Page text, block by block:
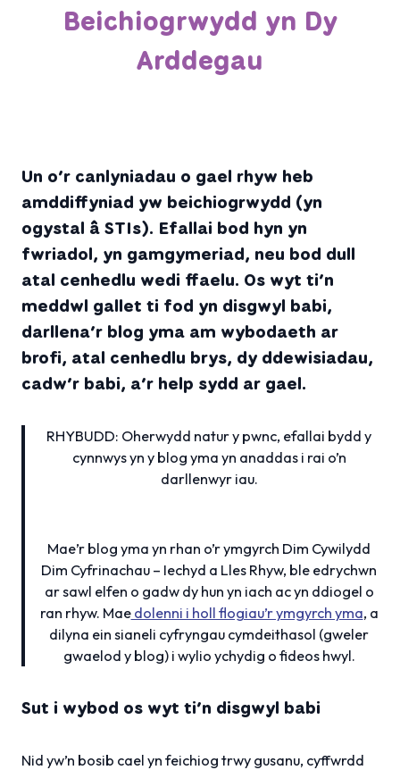
Beichiogrwydd yn Dy
Arddegau
Un o’r canlyniadau o gael rhyw heb
amddiffyniad yw beichiogrwydd (yn
ogystal â STIs). Efallai bod hyn yn
fwriadol, yn gamgymeriad, neu bod dull
atal cenhedlu wedi ffaelu. Os wyt ti’n
meddwl gallet ti fod yn disgwyl babi,
darllena’r blog yma am wybodaeth ar
brofi, atal cenhedlu brys, dy ddewisiadau,
cadw’r babi, a’r help sydd ar gael.
RHYBUDD: Oherwydd natur y pwnc, efallai bydd y
cynnwys yn y blog yma yn anaddas i rai o’n
darllenwyr iau.
Mae’r blog yma yn rhan o’r ymgyrch Dim Cywilydd
Dim Cyfrinachau – Iechyd a Lles Rhyw, ble edrychwn
ar sawl elfen o gadw dy hun yn iach ac yn ddiogel o
ran rhyw. Maedolenni i holl flogiau’r ymgyrch yma, a
dilyna ein sianeli cyfryngau cymdeithasol (gweler
gwaelod y blog) i wylio ychydig o fideos hwyl.
Sut i wybod os wyt ti’n disgwyl babi
Nid yw’n bosib cael yn feichiog trwy gusanu, cyffwrdd